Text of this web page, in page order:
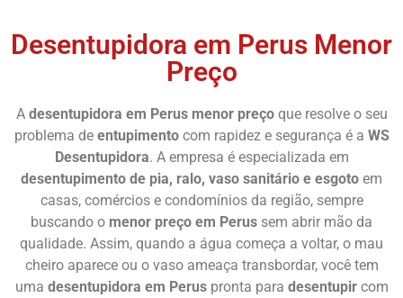
Desentupidora em Perus Menor
Preço
A desentupidora em Perus menor preçoque resolve o seu
problema de entupimentocom rapidez e segurança é a WS
Desentupidora. A empresa é especializada em
desentupimento de pia, ralo, vaso sanitário e esgoto em
casas, comércios e condomínios da região, sempre
buscando o menor preço em Perus sem abrir mão da
qualidade. Assim, quando a água começa a voltar, o mau
cheiro aparece ou o vaso ameaça transbordar, você tem
uma desentupidora em Peruspronta para desentupircom